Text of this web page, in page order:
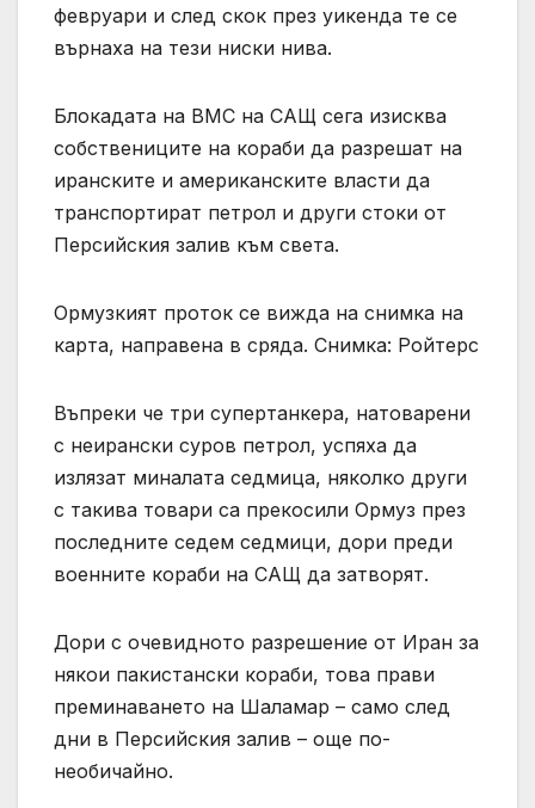
февруари и след скок през уикенда те се
върнаха на тези ниски нива.
Блокадата на ВМС на САЩ сега изисква
собствениците на кораби да разрешат на
иранските и американските власти да
транспортират петрол и други стоки от
Персийския залив към света.
Ормузкият проток се вижда на снимка на
карта, направена в сряда. Снимка: Ройтерс
Въпреки че три супертанкера, натоварени
с неирански суров петрол, успяха да
излязат миналата седмица, няколко други
с такива товари са прекосили Ормуз през
последните седем седмици, дори преди
военните кораби на САЩ да затворят.
Дори с очевидното разрешение от Иран за
някои пакистански кораби, това прави
преминаването на Шаламар – само след
дни в Персийския залив – още по-
необичайно.